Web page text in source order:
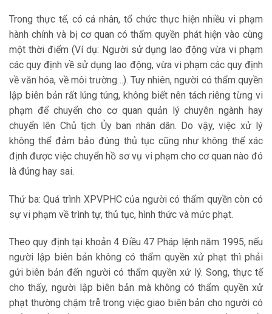
Trong thực tế, có cá nhân, tổ chức thực hiện nhiều vi phạm
hành chính và bị cơ quan có thẩm quyền phát hiện vào cùng
một thời điểm (Ví dụ: Người sử dụng lao động vừa vi phạm
các quy định về sử dụng lao động, vừa vi phạm các quy định
về văn hóa, về môi trường…). Tuy nhiên, người có thẩm quyền
lập biên bản rất lúng túng, không biết nên tách riêng từng vi
phạm để chuyển cho cơ quan quản lý chuyên ngành hay
chuyển lên Chủ tịch Ủy ban nhân dân. Do vậy, việc xử lý
không thể đảm bảo đúng thủ tục cũng như không thể xác
định được việc chuyển hồ sơ vụ vi phạm cho cơ quan nào đó
là đúng hay sai.
Thứ ba: Quá trình XPVPHC của người có thẩm quyền còn có
sự vi phạm về trình tự, thủ tục, hình thức và mức phạt.
Theo quy định tại khoản 4 Điều 47 Pháp lệnh năm 1995, nếu
người lập biên bản không có thẩm quyền xử phạt thì phải
gửi biên bản đến người có thẩm quyền xử lý. Song, thực tế
cho thấy, người lập biên bản mà không có thẩm quyền xử
phạt thường chậm trễ trong việc giao biên bản cho người có